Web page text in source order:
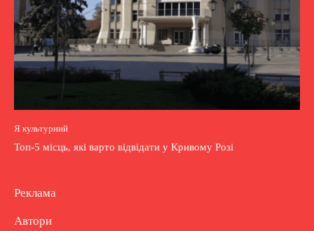
Я культурний
Топ-5 місць, які варто відвідати у Кривому Розі
Реклама
Автори